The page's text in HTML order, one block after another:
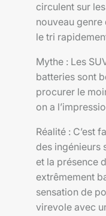
circulent sur
nouveau
le tri
Mythe : Les
batteries sont
procurer le
on a
Réalité : C’est
des ingénieurs
et la présence
extrêmement
sensation de
virevole avec